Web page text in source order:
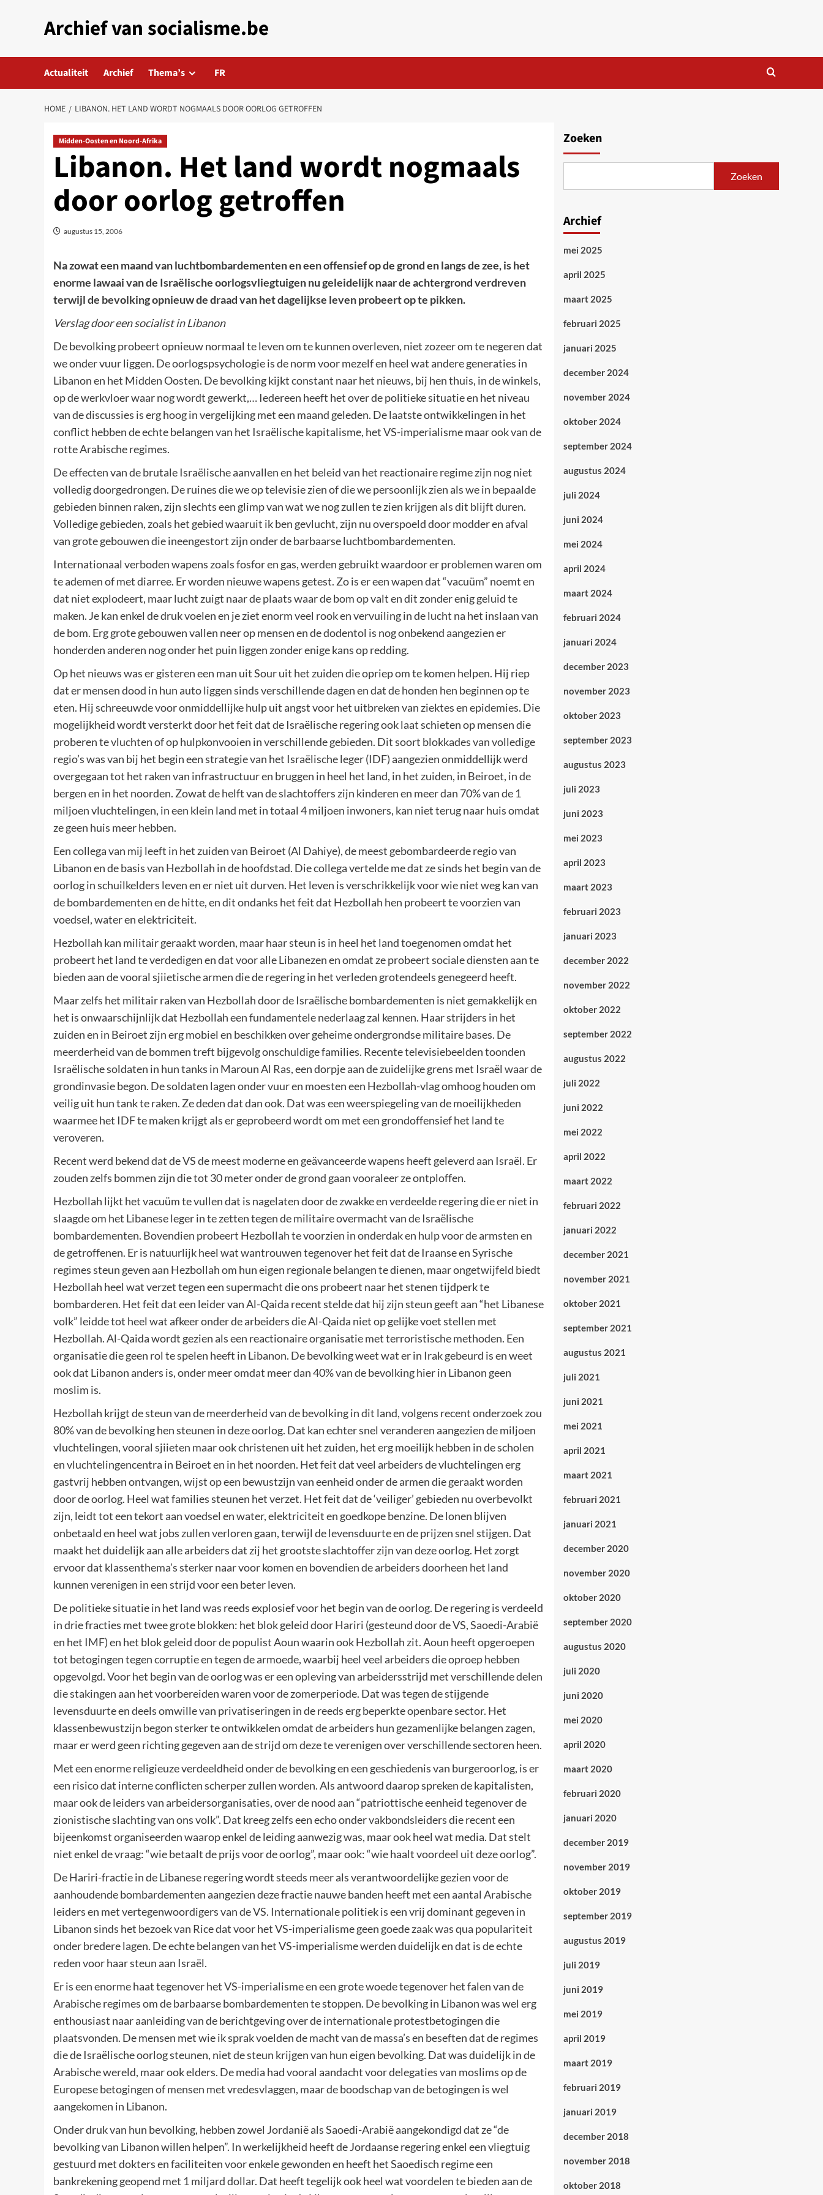
Archief van socialisme.be
Actualiteit Archief Thema’s FR
HOME LIBANON. HET LAND WORDT NOGMAALS DOOR OORLOG GETROFFEN
Midden-Oosten en Noord-Afrika
Libanon. Het land wordt nogmaals
door oorlog getroffen
augustus 15, 2006
Na zowat een maand van luchtbombardementen en een offensief op de grond en langs de zee, is het
enorme lawaai van de Israëlische oorlogsvliegtuigen nu geleidelijk naar de achtergrond verdreven
terwijl de bevolking opnieuw de draad van het dagelijkse leven probeert op te pikken.
Verslag door een socialist in Libanon
De bevolking probeert opnieuw normaal te leven om te kunnen overleven, niet zozeer om te negeren dat
we onder vuur liggen. De oorlogspsychologie is de norm voor mezelf en heel wat andere generaties in
Libanon en het Midden Oosten. De bevolking kijkt constant naar het nieuws, bij hen thuis, in de winkels,
op de werkvloer waar nog wordt gewerkt,… Iedereen heeft het over de politieke situatie en het niveau
van de discussies is erg hoog in vergelijking met een maand geleden. De laatste ontwikkelingen in het
conflict hebben de echte belangen van het Israëlische kapitalisme, het VS-imperialisme maar ook van de
rotte Arabische regimes.
De effecten van de brutale Israëlische aanvallen en het beleid van het reactionaire regime zijn nog niet
volledig doorgedrongen. De ruines die we op televisie zien of die we persoonlijk zien als we in bepaalde
gebieden binnen raken, zijn slechts een glimp van wat we nog zullen te zien krijgen als dit blijft duren.
Volledige gebieden, zoals het gebied waaruit ik ben gevlucht, zijn nu overspoeld door modder en afval
van grote gebouwen die ineengestort zijn onder de barbaarse luchtbombardementen.
Internationaal verboden wapens zoals fosfor en gas, werden gebruikt waardoor er problemen waren om
te ademen of met diarree. Er worden nieuwe wapens getest. Zo is er een wapen dat “vacuüm” noemt en
dat niet explodeert, maar lucht zuigt naar de plaats waar de bom op valt en dit zonder enig geluid te
maken. Je kan enkel de druk voelen en je ziet enorm veel rook en vervuiling in de lucht na het inslaan van
de bom. Erg grote gebouwen vallen neer op mensen en de dodentol is nog onbekend aangezien er
honderden anderen nog onder het puin liggen zonder enige kans op redding.
Op het nieuws was er gisteren een man uit Sour uit het zuiden die opriep om te komen helpen. Hij riep
dat er mensen dood in hun auto liggen sinds verschillende dagen en dat de honden hen beginnen op te
eten. Hij schreeuwde voor onmiddellijke hulp uit angst voor het uitbreken van ziektes en epidemies. Die
mogelijkheid wordt versterkt door het feit dat de Israëlische regering ook laat schieten op mensen die
proberen te vluchten of op hulpkonvooien in verschillende gebieden. Dit soort blokkades van volledige
regio’s was van bij het begin een strategie van het Israëlische leger (IDF) aangezien onmiddellijk werd
overgegaan tot het raken van infrastructuur en bruggen in heel het land, in het zuiden, in Beiroet, in de
bergen en in het noorden. Zowat de helft van de slachtoffers zijn kinderen en meer dan 70% van de 1
miljoen vluchtelingen, in een klein land met in totaal 4 miljoen inwoners, kan niet terug naar huis omdat
ze geen huis meer hebben.
Een collega van mij leeft in het zuiden van Beiroet (Al Dahiye), de meest gebombardeerde regio van
Libanon en de basis van Hezbollah in de hoofdstad. Die collega vertelde me dat ze sinds het begin van de
oorlog in schuilkelders leven en er niet uit durven. Het leven is verschrikkelijk voor wie niet weg kan van
de bombardementen en de hitte, en dit ondanks het feit dat Hezbollah hen probeert te voorzien van
voedsel, water en elektriciteit.
Hezbollah kan militair geraakt worden, maar haar steun is in heel het land toegenomen omdat het
probeert het land te verdedigen en dat voor alle Libanezen en omdat ze probeert sociale diensten aan te
bieden aan de vooral sjiietische armen die de regering in het verleden grotendeels genegeerd heeft.
Maar zelfs het militair raken van Hezbollah door de Israëlische bombardementen is niet gemakkelijk en
het is onwaarschijnlijk dat Hezbollah een fundamentele nederlaag zal kennen. Haar strijders in het
zuiden en in Beiroet zijn erg mobiel en beschikken over geheime ondergrondse militaire bases. De
meerderheid van de bommen treft bijgevolg onschuldige families. Recente televisiebeelden toonden
Israëlische soldaten in hun tanks in Maroun Al Ras, een dorpje aan de zuidelijke grens met Israël waar de
grondinvasie begon. De soldaten lagen onder vuur en moesten een Hezbollah-vlag omhoog houden om
veilig uit hun tank te raken. Ze deden dat dan ook. Dat was een weerspiegeling van de moeilijkheden
waarmee het IDF te maken krijgt als er geprobeerd wordt om met een grondoffensief het land te
veroveren.
Recent werd bekend dat de VS de meest moderne en geävanceerde wapens heeft geleverd aan Israël. Er
zouden zelfs bommen zijn die tot 30 meter onder de grond gaan vooraleer ze ontploffen.
Hezbollah lijkt het vacuüm te vullen dat is nagelaten door de zwakke en verdeelde regering die er niet in
slaagde om het Libanese leger in te zetten tegen de militaire overmacht van de Israëlische
bombardementen. Bovendien probeert Hezbollah te voorzien in onderdak en hulp voor de armsten en
de getroffenen. Er is natuurlijk heel wat wantrouwen tegenover het feit dat de Iraanse en Syrische
regimes steun geven aan Hezbollah om hun eigen regionale belangen te dienen, maar ongetwijfeld biedt
Hezbollah heel wat verzet tegen een supermacht die ons probeert naar het stenen tijdperk te
bombarderen. Het feit dat een leider van Al-Qaida recent stelde dat hij zijn steun geeft aan “het Libanese
volk” leidde tot heel wat afkeer onder de arbeiders die Al-Qaida niet op gelijke voet stellen met
Hezbollah. Al-Qaida wordt gezien als een reactionaire organisatie met terroristische methoden. Een
organisatie die geen rol te spelen heeft in Libanon. De bevolking weet wat er in Irak gebeurd is en weet
ook dat Libanon anders is, onder meer omdat meer dan 40% van de bevolking hier in Libanon geen
moslim is.
Hezbollah krijgt de steun van de meerderheid van de bevolking in dit land, volgens recent onderzoek zou
80% van de bevolking hen steunen in deze oorlog. Dat kan echter snel veranderen aangezien de miljoen
vluchtelingen, vooral sjiieten maar ook christenen uit het zuiden, het erg moeilijk hebben in de scholen
en vluchtelingencentra in Beiroet en in het noorden. Het feit dat veel arbeiders de vluchtelingen erg
gastvrij hebben ontvangen, wijst op een bewustzijn van eenheid onder de armen die geraakt worden
door de oorlog. Heel wat families steunen het verzet. Het feit dat de ‘veiliger’ gebieden nu overbevolkt
zijn, leidt tot een tekort aan voedsel en water, elektriciteit en goedkope benzine. De lonen blijven
onbetaald en heel wat jobs zullen verloren gaan, terwijl de levensduurte en de prijzen snel stijgen. Dat
maakt het duidelijk aan alle arbeiders dat zij het grootste slachtoffer zijn van deze oorlog. Het zorgt
ervoor dat klassenthema’s sterker naar voor komen en bovendien de arbeiders doorheen het land
kunnen verenigen in een strijd voor een beter leven.
De politieke situatie in het land was reeds explosief voor het begin van de oorlog. De regering is verdeeld
in drie fracties met twee grote blokken: het blok geleid door Hariri (gesteund door de VS, Saoedi-Arabië
en het IMF) en het blok geleid door de populist Aoun waarin ook Hezbollah zit. Aoun heeft opgeroepen
tot betogingen tegen corruptie en tegen de armoede, waarbij heel veel arbeiders die oproep hebben
opgevolgd. Voor het begin van de oorlog was er een opleving van arbeidersstrijd met verschillende delen
die stakingen aan het voorbereiden waren voor de zomerperiode. Dat was tegen de stijgende
levensduurte en deels omwille van privatiseringen in de reeds erg beperkte openbare sector. Het
klassenbewustzijn begon sterker te ontwikkelen omdat de arbeiders hun gezamenlijke belangen zagen,
maar er werd geen richting gegeven aan de strijd om deze te verenigen over verschillende sectoren heen.
Met een enorme religieuze verdeeldheid onder de bevolking en een geschiedenis van burgeroorlog, is er
een risico dat interne conflicten scherper zullen worden. Als antwoord daarop spreken de kapitalisten,
maar ook de leiders van arbeidersorganisaties, over de nood aan “patriottische eenheid tegenover de
zionistische slachting van ons volk”. Dat kreeg zelfs een echo onder vakbondsleiders die recent een
bijeenkomst organiseerden waarop enkel de leiding aanwezig was, maar ook heel wat media. Dat stelt
niet enkel de vraag: “wie betaalt de prijs voor de oorlog”, maar ook: “wie haalt voordeel uit deze oorlog”.
De Hariri-fractie in de Libanese regering wordt steeds meer als verantwoordelijke gezien voor de
aanhoudende bombardementen aangezien deze fractie nauwe banden heeft met een aantal Arabische
leiders en met vertegenwoordigers van de VS. Internationale politiek is een vrij dominant gegeven in
Libanon sinds het bezoek van Rice dat voor het VS-imperialisme geen goede zaak was qua populariteit
onder bredere lagen. De echte belangen van het VS-imperialisme werden duidelijk en dat is de echte
reden voor haar steun aan Israël.
Er is een enorme haat tegenover het VS-imperialisme en een grote woede tegenover het falen van de
Arabische regimes om de barbaarse bombardementen te stoppen. De bevolking in Libanon was wel erg
enthousiast naar aanleiding van de berichtgeving over de internationale protestbetogingen die
plaatsvonden. De mensen met wie ik sprak voelden de macht van de massa’s en beseften dat de regimes
die de Israëlische oorlog steunen, niet de steun krijgen van hun eigen bevolking. Dat was duidelijk in de
Arabische wereld, maar ook elders. De media had vooral aandacht voor delegaties van moslims op de
Europese betogingen of mensen met vredesvlaggen, maar de boodschap van de betogingen is wel
aangekomen in Libanon.
Onder druk van hun bevolking, hebben zowel Jordanië als Saoedi-Arabië aangekondigd dat ze “de
bevolking van Libanon willen helpen”. In werkelijkheid heeft de Jordaanse regering enkel een vliegtuig
gestuurd met dokters en faciliteiten voor enkele gewonden en heeft het Saoedisch regime een
bankrekening geopend met 1 miljard dollar. Dat heeft tegelijk ook heel wat voordelen te bieden aan de
Zoeken
Zoeken
Archief
mei 2025
april 2025
maart 2025
februari 2025
januari 2025
december 2024
november 2024
oktober 2024
september 2024
augustus 2024
juli 2024
juni 2024
mei 2024
april 2024
maart 2024
februari 2024
januari 2024
december 2023
november 2023
oktober 2023
september 2023
augustus 2023
juli 2023
juni 2023
mei 2023
april 2023
maart 2023
februari 2023
januari 2023
december 2022
november 2022
oktober 2022
september 2022
augustus 2022
juli 2022
juni 2022
mei 2022
april 2022
maart 2022
februari 2022
januari 2022
december 2021
november 2021
oktober 2021
september 2021
augustus 2021
juli 2021
juni 2021
mei 2021
april 2021
maart 2021
februari 2021
januari 2021
december 2020
november 2020
oktober 2020
september 2020
augustus 2020
juli 2020
juni 2020
mei 2020
april 2020
maart 2020
februari 2020
januari 2020
december 2019
november 2019
oktober 2019
september 2019
augustus 2019
juli 2019
juni 2019
mei 2019
april 2019
maart 2019
februari 2019
januari 2019
december 2018
november 2018
oktober 2018